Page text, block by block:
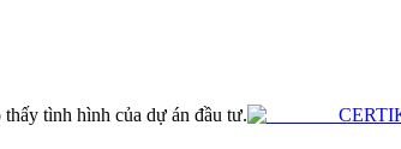
tình hình của dự án đầu tư.